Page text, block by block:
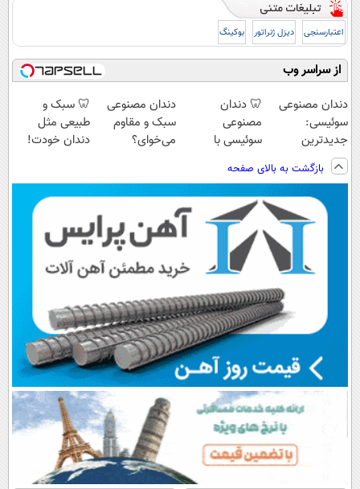
اعتبارسنجی دیزل ژنراتور بوکینگ
از سراسر وب
دندان مصنوعی
سوئیسی:
جدیدترین
فناوری اروپا،
سبک و مقاوم |
پرداخت قسطی
🦷 دندان
مصنوعی
سوئیسی با
دیجیتال |
پرداخت در 4
قسط |📍 تهران
دندان مصنوعی
سبک و مقاوم
می‌خوای؟
📍تهران
🦷 سبک و
طبیعی مثل
دندان خودت!
💳 📍 تهران
بازگشت به بالای صفحه